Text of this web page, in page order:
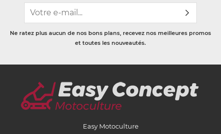
Ne ratez plus aucun de nos bons plans, recevez nos meilleures promos
et toutes les nouveautés.
Easy Motoculture